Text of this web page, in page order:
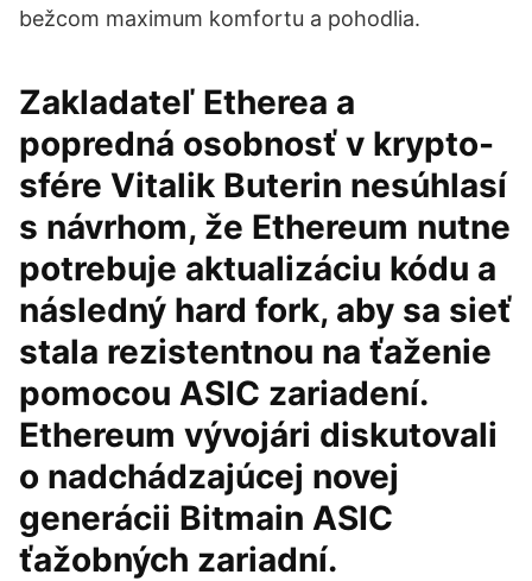
bežcom maximum komfortu a pohodlia.
Zakladateľ Etherea a
popredná osobnosť v krypto-
sfére Vitalik Buterin nesúhlasí
s návrhom, že Ethereum nutne
potrebuje aktualizáciu kódu a
následný hard fork, aby sa sieť
stala rezistentnou na ťaženie
pomocou ASIC zariadení.
Ethereum vývojári diskutovali
o nadchádzajúcej novej
generácii Bitmain ASIC
ťažobných zariadní.